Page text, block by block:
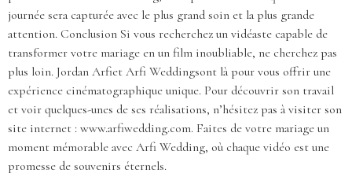
journée sera capturée avec le plus grand soin et la plus grande
attention. Conclusion Si vous recherchez un vidéaste capable de
transformer votre mariage en un film inoubliable, ne cherchez pas
plus loin. Jordan Arfiet Arfi Weddingsont là pour vous offrir une
expérience cinématographique unique. Pour découvrir son travail
et voir quelques-unes de ses réalisations, n’hésitez pas à visiter son
site internet : www.arfiwedding.com. Faites de votre mariage un
moment mémorable avec Arfi Wedding, où chaque vidéo est une
promesse de souvenirs éternels.